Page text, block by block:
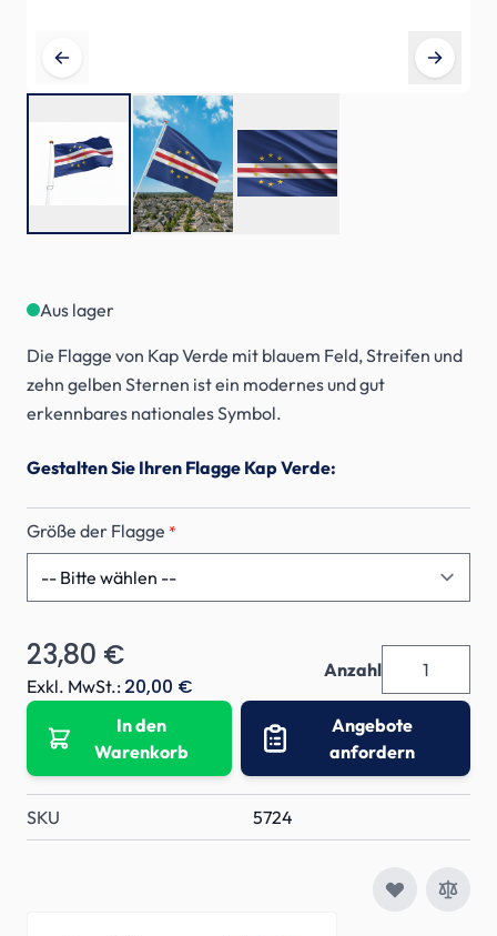
Aus lager
Die Flagge von Kap Verde mit blauem Feld, Streifen und
zehn gelben Sternen ist ein modernes und gut
erkennbares nationales Symbol.
Gestalten Sie Ihren Flagge Kap Verde:
Größe der Flagge *
23,80 €
Exkl. MwSt.: 20,00 €
Anzahl
In den
Warenkorb
Angebote
anfordern
SKU 5724